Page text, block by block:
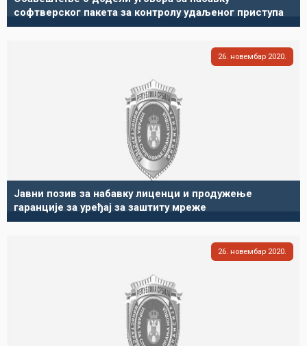
софтверског пакета за контролу удаљеног приступа
26 новембар 2020
Јавни позив за набавку лиценци и продужење
гаранције за уређај за заштиту мреже
26 новембар 2020